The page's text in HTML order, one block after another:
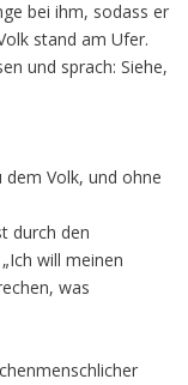
bei ihm, sodass er
stand am Ufer.
und sprach: Siehe,
dem Volk, und ohne
durch den
will meinen
was